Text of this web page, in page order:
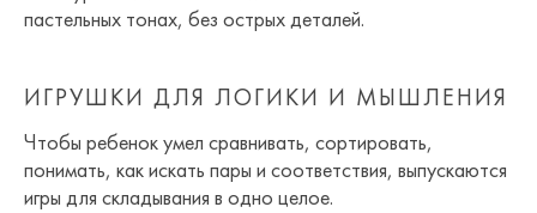
пастельных тонах, без острых деталей.
ИГРУШКИ ДЛЯ ЛОГИКИ И МЫШЛЕНИЯ
Чтобы ребенок умел сравнивать, сортировать,
понимать, как искать пары и соответствия, выпускаются
игры для складывания в одно целое.